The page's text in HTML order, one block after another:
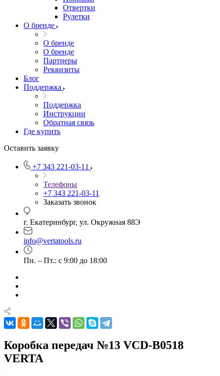
Отвертки
Рулетки
О бренде
О бренде
О бренде
Партнеры
Реквизиты
Блог
Поддержка
Поддержка
Инструкции
Обратная связь
Где купить
Оставить заявку
+7 343 221-03-11
Телефоны
+7 343 221-03-11
Заказать звонок
г. Екатеринбург, ул. Окружная 88Э
info@vertatools.ru
Пн. – Пт.: с 9:00 до 18:00
Коробка передач №13 VCD-B0518
VERTA